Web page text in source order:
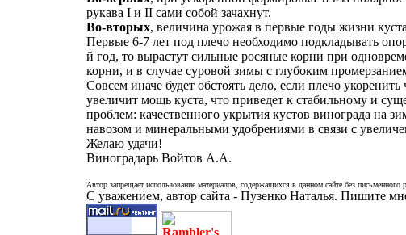
рукава I и II сами собой зачахнут.
Во-вторых, величина урожая в первые годы жизни
Первые 6-7 лет под плечо необходимо подкладывать
й год, то вырастут сильные росяные корни при
корни, и в случае суровой зимы с глубоким
Совсем иначе будет обстоять дело, если плечо
увеличит мощь куста, что приведет к стабильному и
проблем: качественного укрытия кустов винограда на
навозом и минеральными удобрениями в связи с
Желаю удачи!
Виноградарь Войтов А.А.
Автор запрещает использование материалов, содержащихся в данном сайте без
С уважением, автор сайта - Пузенко Наталья. Пишите